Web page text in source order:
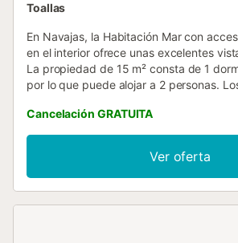
Toallas
En Navajas, la Habitación Mar con
en el interior ofrece unas excelentes
La propiedad de 15 m² consta de 1
por lo que puede alojar a 2 personas.
videollamadas) con un espacio de
la oficina en casa, una smart TV con
streaming, aire acondicionado, así como
También hay una cuna y una trona
huéspedes de este alojamiento y
Cancelación GRATUITA
Ver oferta